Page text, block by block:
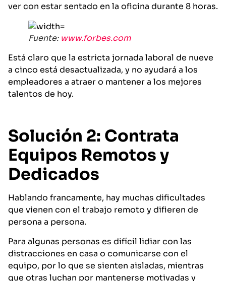
ver con estar sentado en la oficina durante 8 horas.
Fuente: www.forbes.com
Está claro que la estricta jornada laboral de nueve
a cinco está desactualizada, y no ayudará a los
empleadores a atraer o mantener a los mejores
talentos de hoy.
Solución 2: Contrata
Equipos Remotos y
Dedicados
Hablando francamente, hay muchas dificultades
que vienen con el trabajo remoto y difieren de
persona a persona.
Para algunas personas es difícil lidiar con las
distracciones en casa o comunicarse con el
equipo, por lo que se sienten aisladas, mientras
que otras luchan por mantenerse motivadas y